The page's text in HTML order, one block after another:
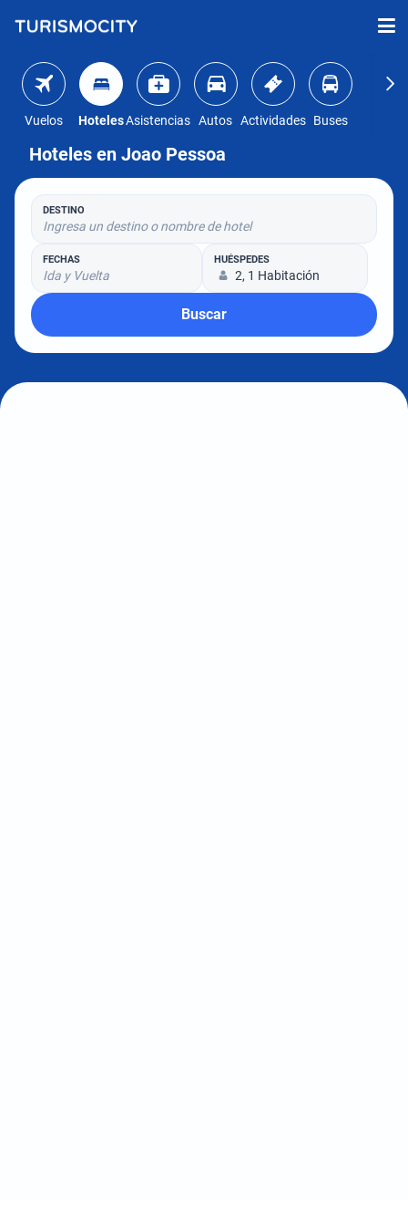
Vuelos HotelesAsistencias Autos Actividades Buses
Hoteles en Joao Pessoa
DESTINO
Ingresa un destino o nombre de hotel
FECHAS
Ida y Vuelta
HUÉSPEDES
2, 1 Habitación
Buscar